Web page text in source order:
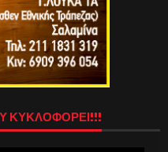
ΚΥΚΛΟΦΟΡΕΙ!!!